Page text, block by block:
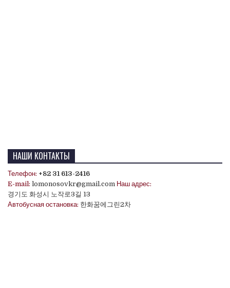
НАШИ КОНТАКТЫ
Телефон: +82 31 613-2416
E-mail: lomonosovkr@gmail.com Наш адрес:
경기도 화성시 노작로3길 13
Автобусная остановка: 한화꿈에그린2차